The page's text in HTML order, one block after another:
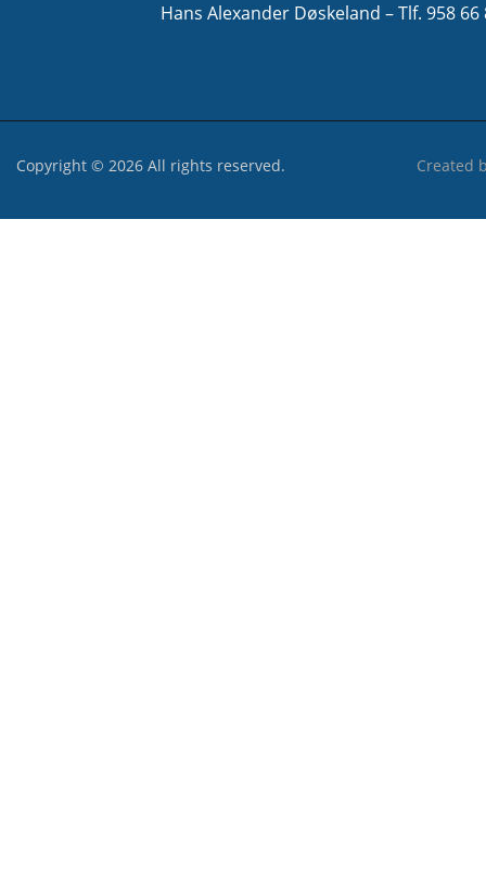
Hans Alexander Døskeland – Tlf. 958 66
Copyright © 2026 All rights reserved. Created